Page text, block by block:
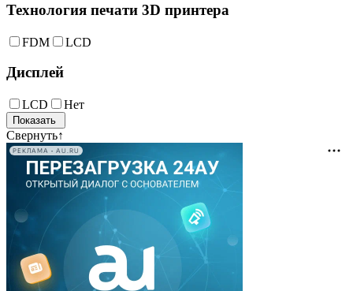
Технология печати 3D принтера
FDM LCD
Дисплей
LCD Нет
Свернуть↑
РЕКЛАМА • AU.RU